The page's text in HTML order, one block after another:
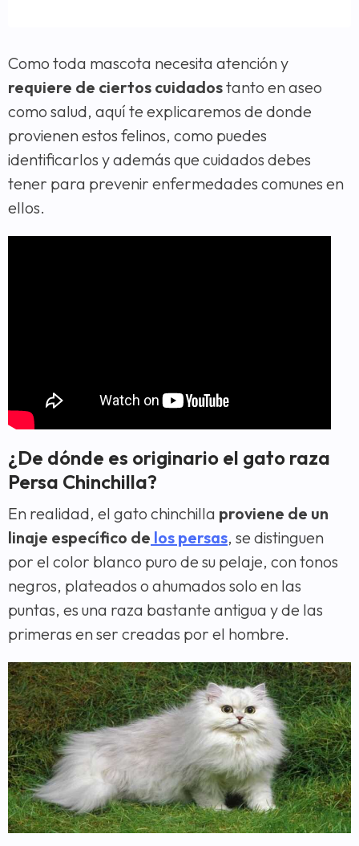
Como toda mascota necesita atención y
requiere de ciertos cuidadostanto en aseo
como salud, aquí te explicaremos de donde
provienen estos felinos, como puedes
identificarlos y además que cuidados debes
tener para prevenir enfermedades comunes en
ellos.
¿De dónde es originario el gato raza
Persa Chinchilla?
En realidad, el gato chinchilla proviene de un
linaje específico de los persas, se distinguen
por el color blanco puro de su pelaje, con tonos
negros, plateados o ahumados solo en las
puntas, es una raza bastante antigua y de las
primeras en ser creadas por el hombre.